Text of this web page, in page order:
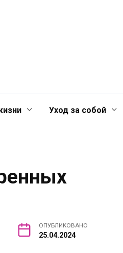
Уход за собой
ОПУБЛИКОВАНО
25.04.2024